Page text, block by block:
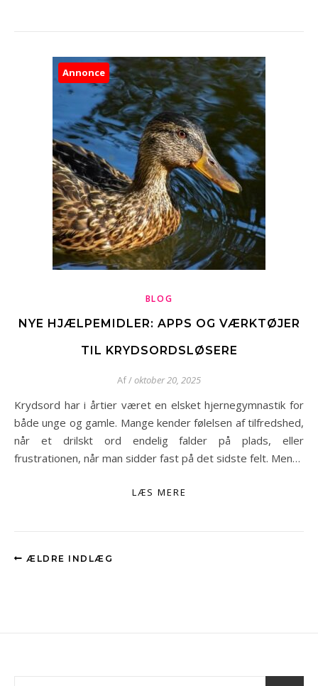
Annonce
BLOG
NYE HJÆLPEMIDLER: APPS OG VÆRKTØJER
TIL KRYDSORDSLØSERE
Af/oktober 20, 2025
Krydsord har i årtier været en elsket hjernegymnastik for
både unge og gamle. Mange kender følelsen af tilfredshed,
når et drilskt ord endelig falder på plads, eller
frustrationen, når man sidder fast på det sidste felt. Men…
LÆS MERE
ÆLDRE INDLÆG